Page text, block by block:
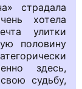
страдала
хотела
улитки
половину
здесь,
судьбу,